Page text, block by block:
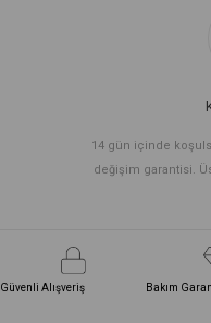
14 gün içinde
değişim garantisi.
Güvenli Alışveriş Bakım